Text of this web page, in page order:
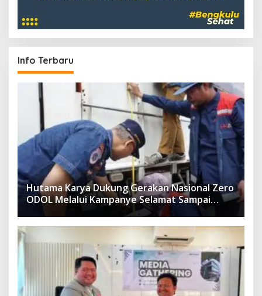
Info Terbaru
Hutama Karya Dukung Gerakan Nasional Zero
ODOL Melalui Kampanye Selamat Sampai